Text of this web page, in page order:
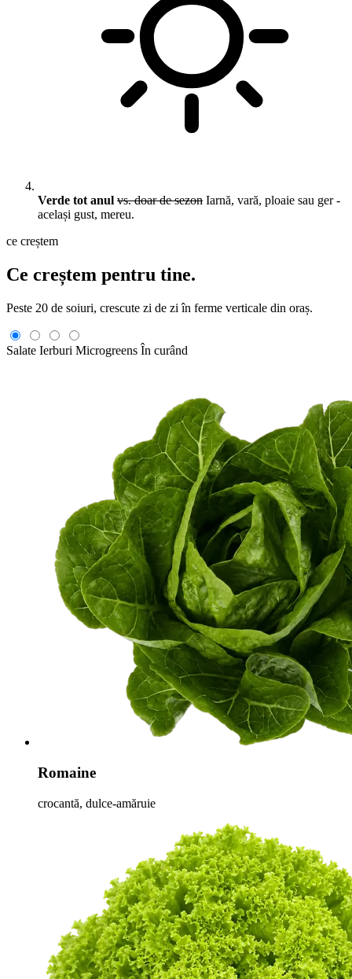
Verde tot anul vs. doar de sezon Iarnă, vară, ploaie sau ger -
același gust, mereu.
ce creștem
Ce creștem pentru tine.
Peste 20 de soiuri, crescute zi de zi în ferme verticale din oraș.
Salate Ierburi Microgreens În curând
Romaine
crocantă, dulce-amăruie